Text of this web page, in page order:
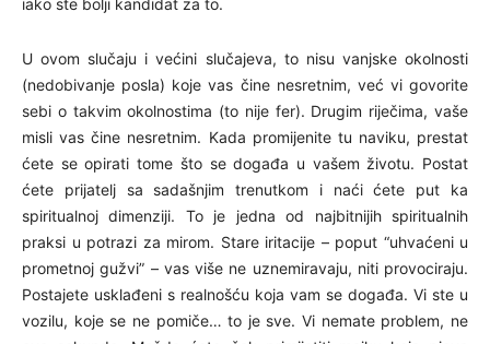
iako ste bolji kandidat za to.
U ovom slučaju i većini slučajeva, to nisu vanjske okolnosti
(nedobivanje posla) koje vas čine nesretnim, već vi govorite
sebi o takvim okolnostima (to nije fer). Drugim riječima, vaše
misli vas čine nesretnim. Kada promijenite tu naviku, prestat
ćete se opirati tome što se događa u vašem životu. Postat
ćete prijatelj sa sadašnjim trenutkom i naći ćete put ka
spiritualnoj dimenziji. To je jedna od najbitnijih spiritualnih
praksi u potrazi za mirom. Stare iritacije – poput “uhvaćeni u
prometnoj gužvi” – vas više ne uznemiravaju, niti provociraju.
Postajete usklađeni s realnošću koja vam se događa. Vi ste u
vozilu, koje se ne pomiče… to je sve. Vi nemate problem, ne